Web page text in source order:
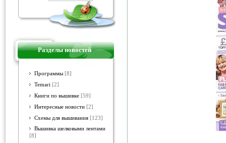
Разделы новостей
Программы [8]
Temari [2]
Книги по вышивке [59]
Интересные новости [2]
Схемы для вышивания [123]
Вышивка шелковыми лентами
[8]